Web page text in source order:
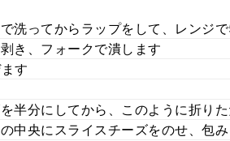
洗ってからラップをして、レンジ
き、フォークで潰します
す
半分にしてから、このように折り
中央にスライスチーズをのせ、包